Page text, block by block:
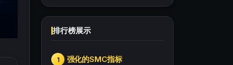
排行榜展示
1 强化的SMC指标